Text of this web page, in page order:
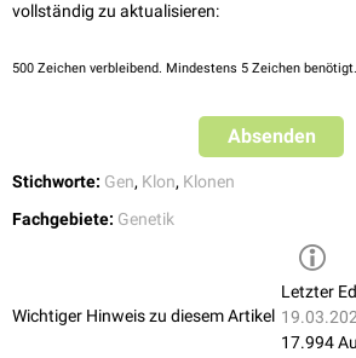
vollständig zu aktualisieren:
500 Zeichen verbleibend. Mindestens 5 Zeichen benötigt.
Absenden
Stichworte: Gen, Klon, Klonen
Fachgebiete: Genetik
Wichtiger Hinweis zu diesem Artikel
Letzter
17.994